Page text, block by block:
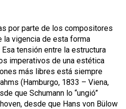
por parte de los compositores
la vigencia de esta forma
tensión entre la estructura
imperativos de una estética
más libres está siempre
(Hamburgo, 1833 – Viena,
que Schumann lo “ungió”
desde que Hans von Bülow